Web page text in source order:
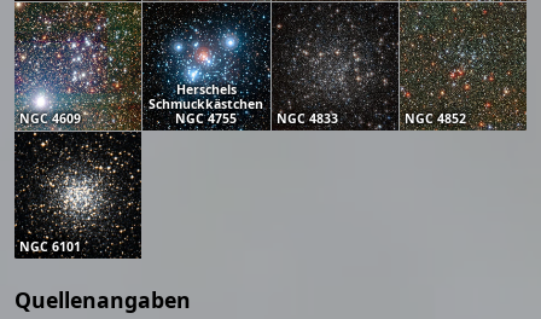
NGC 4609
Herschels
Schmuckkästchen
NGC 4755
NGC 4833 NGC 4852
NGC 6101
Quellenangaben